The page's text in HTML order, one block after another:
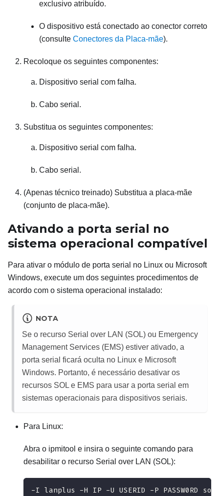
exclusivo atribuído.
O dispositivo está conectado ao conector correto
(consulte Conectores da Placa-mãe).
Recoloque os seguintes componentes:
Dispositivo serial com falha.
Cabo serial.
Substitua os seguintes componentes:
Dispositivo serial com falha.
Cabo serial.
(Apenas técnico treinado) Substitua a placa-mãe
(conjunto de placa-mãe).
Ativando a porta serial no
sistema operacional compatível
Para ativar o módulo de porta serial no Linux ou Microsoft
Windows, execute um dos seguintes procedimentos de
acordo com o sistema operacional instalado:
NOTA
Se o recurso Serial over LAN (SOL) ou Emergency
Management Services (EMS) estiver ativado, a
porta serial ficará oculta no Linux e Microsoft
Windows. Portanto, é necessário desativar os
recursos SOL e EMS para usar a porta serial em
sistemas operacionais para dispositivos seriais.
Para Linux:
Abra o ipmitool e insira o seguinte comando para
desabilitar o recurso Serial over LAN (SOL):
-I lanplus -H IP -U USERID -P PASSW0RD